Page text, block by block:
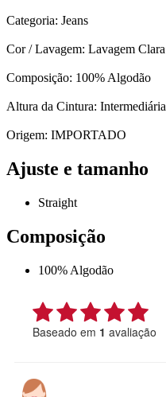
Categoria: Jeans
Cor / Lavagem: Lavagem Clara
Composição: 100% Algodão
Altura da Cintura: Intermediária
Origem: IMPORTADO
Ajuste e tamanho
Straight
Composição
100% Algodão
Baseado em 1 avaliação